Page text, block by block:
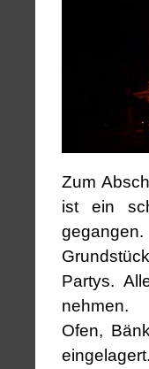
Zum
ist ein
Partys.
nehmen.
Ofen,
eingelagert.